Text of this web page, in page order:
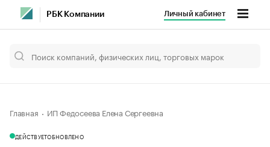
РБК Компании Личный кабинет
Главная ИП Федосеева Елена Сергеевна
ДЕЙСТВУЕТОБНОВЛЕНО